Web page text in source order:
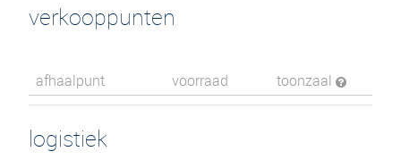
verkooppunten
afhaalpunt voorraad toonzaal
logistiek